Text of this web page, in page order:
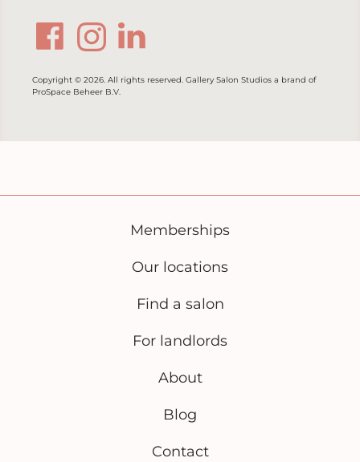
Copyright © 2026. All rights reserved. Gallery Salon Studios a brand of
ProSpace Beheer B.V.
Memberships
Our locations
Find a salon
For landlords
About
Blog
Contact